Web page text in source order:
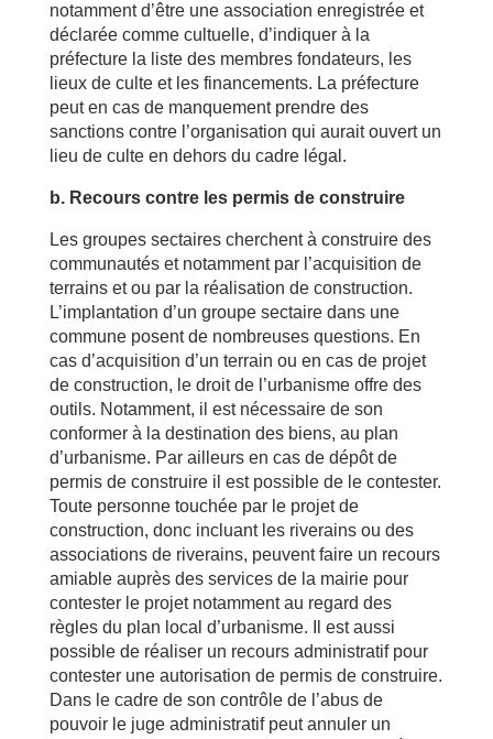
notamment d’être une association enregistrée et
déclarée comme cultuelle, d’indiquer à la
préfecture la liste des membres fondateurs, les
lieux de culte et les financements. La préfecture
peut en cas de manquement prendre des
sanctions contre l’organisation qui aurait ouvert un
lieu de culte en dehors du cadre légal.
b. Recours contre les permis de construire
Les groupes sectaires cherchent à construire des
communautés et notamment par l’acquisition de
terrains et ou par la réalisation de construction.
L’implantation d’un groupe sectaire dans une
commune posent de nombreuses questions. En
cas d’acquisition d’un terrain ou en cas de projet
de construction, le droit de l’urbanisme offre des
outils. Notamment, il est nécessaire de son
conformer à la destination des biens, au plan
d’urbanisme. Par ailleurs en cas de dépôt de
permis de construire il est possible de le contester.
Toute personne touchée par le projet de
construction, donc incluant les riverains ou des
associations de riverains, peuvent faire un recours
amiable auprès des services de la mairie pour
contester le projet notamment au regard des
règles du plan local d’urbanisme. Il est aussi
possible de réaliser un recours administratif pour
contester une autorisation de permis de construire.
Dans le cadre de son contrôle de l’abus de
pouvoir le juge administratif peut annuler un